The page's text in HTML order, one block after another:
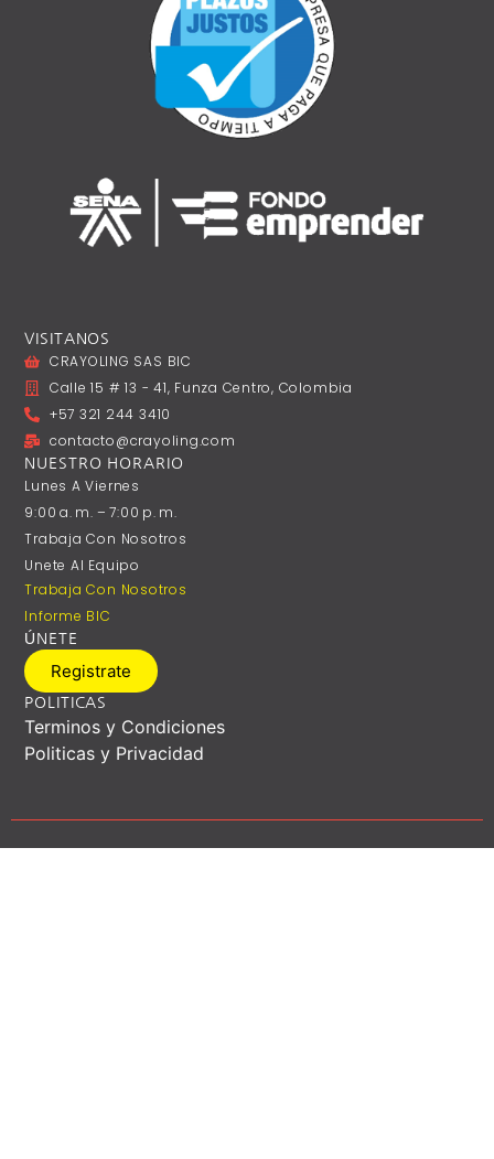
VISITANOS
CRAYOLING SAS BIC
Calle 15 # 13 - 41, Funza Centro, Colombia
+57 321 244 3410
contacto@crayoling.com
NUESTRO HORARIO
Lunes A ‎Viernes
9:00 A. M. – 7:00 P. M.
Trabaja Con Nosotros
Unete Al Equipo
Trabaja Con Nosotros
Informe BIC
ÚNETE
Registrate
POLITICAS
Terminos y Condiciones
Politicas y Privacidad